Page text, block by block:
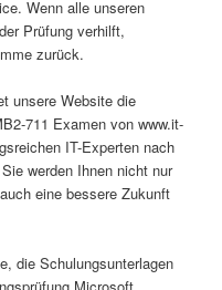
Wenn alle unseren
Prüfung verhilft,
zurück.
unsere Website die
711 Examen von www.it-
IT-Experten nach
werden Ihnen nicht nur
eine bessere Zukunft
die Schulungsunterlagen